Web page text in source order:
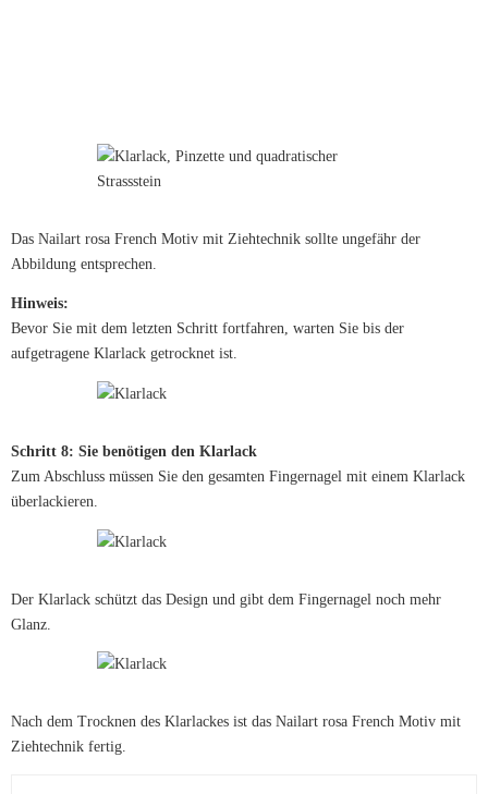
Das Nailart rosa French Motiv mit Ziehtechnik sollte ungefähr der
Abbildung entsprechen.
Hinweis:
Bevor Sie mit dem letzten Schritt fortfahren, warten Sie bis der
aufgetragene Klarlack getrocknet ist.
Schritt 8: Sie benötigen den Klarlack
Zum Abschluss müssen Sie den gesamten Fingernagel mit einem Klarlack
überlackieren.
Der Klarlack schützt das Design und gibt dem Fingernagel noch mehr
Glanz.
Nach dem Trocknen des Klarlackes ist das Nailart rosa French Motiv mit
Ziehtechnik fertig.